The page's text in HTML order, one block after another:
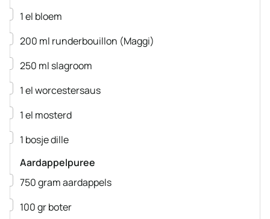
▢
1el bloem
▢
200 ml runderbouillon (Maggi)
▢
250 ml slagroom
▢
1elworcestersaus
▢
1el mosterd
▢
1 bosjedille
Aardappelpuree
▢
750gramaardappels
▢
100grboter